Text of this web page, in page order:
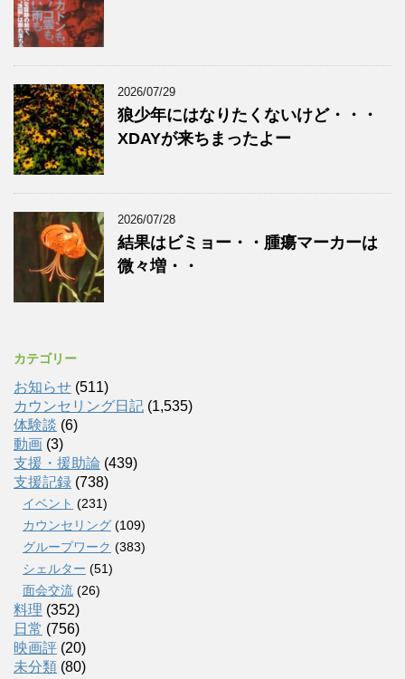
2026/07/29
狼少年にはなりたくないけど・・・
XDAYが来ちまったよー
2026/07/28
結果はビミョー・・腫瘍マーカーは
微々増・・
カテゴリー
お知らせ (511)
カウンセリング日記 (1,535)
体験談 (6)
動画 (3)
支援・援助論 (439)
支援記録 (738)
イベント (231)
カウンセリング (109)
グループワーク (383)
シェルター (51)
面会交流 (26)
料理 (352)
日常 (756)
映画評 (20)
未分類 (80)